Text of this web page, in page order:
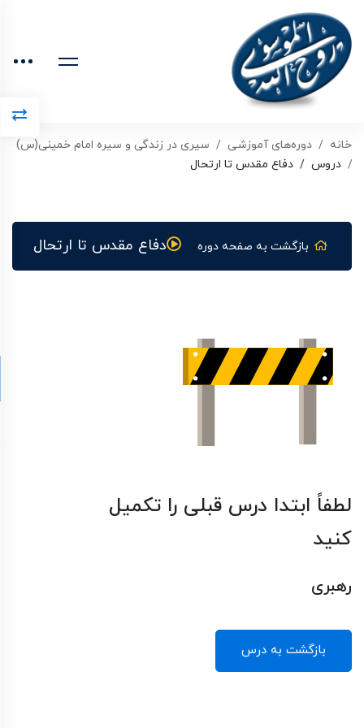
خانه دوره‌های آموزشی
سیری در زندگی و سیره امام خمینی(س)
دروس
دفاع مقدس تا ارتحال
بازگشت به صفحه دوره دفاع مقدس تا ارتحال
لطفاً ابتدا درس قبلی را تکمیل
کنید
رهبری
بازگشت به درس